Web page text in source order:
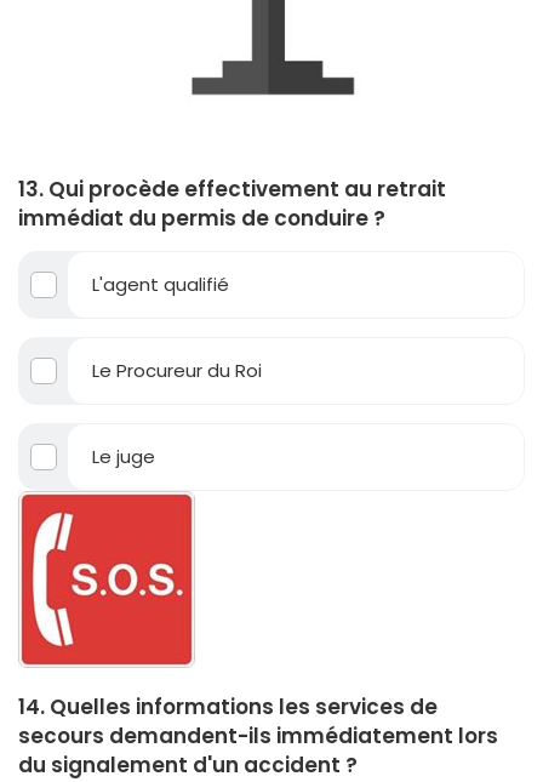
13. Qui procède effectivement au retrait
immédiat du permis de conduire ?
L'agent qualifié
Le Procureur du Roi
Le juge
14. Quelles informations les services de
secours demandent-ils immédiatement lors
du signalement d'un accident ?